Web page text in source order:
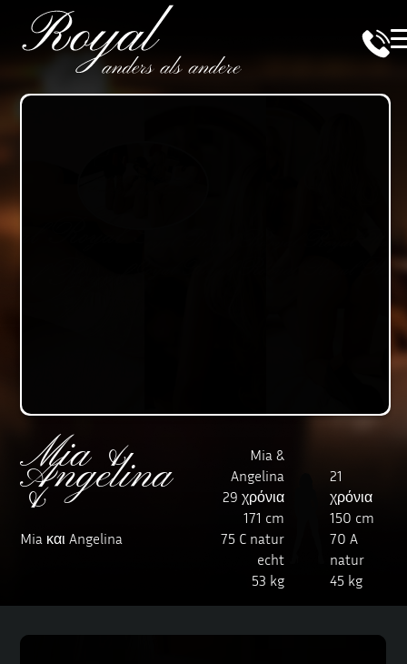
Mia &
Angelina
&
Mia και Angelina
Mia &
Angelina
29 χρόνια
171 cm
75 C natur
echt
53 kg
21
χρόνια
150 cm
70 A
natur
45 kg